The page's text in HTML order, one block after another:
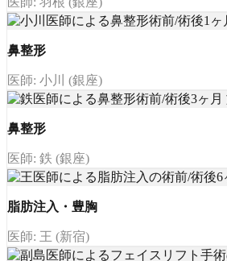
鼻整形
医師: 小川 (銀座)
鼻整形
医師: 鉄 (銀座)
脂肪注入・豊胸
医師: 王 (新宿)